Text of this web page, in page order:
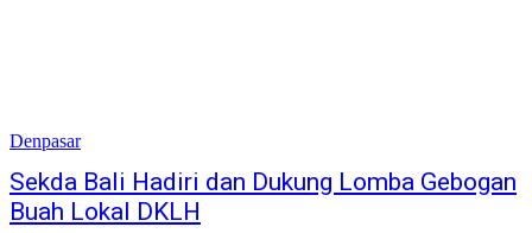
Denpasar
Sekda Bali Hadiri dan Dukung Lomba Gebogan
Buah Lokal DKLH